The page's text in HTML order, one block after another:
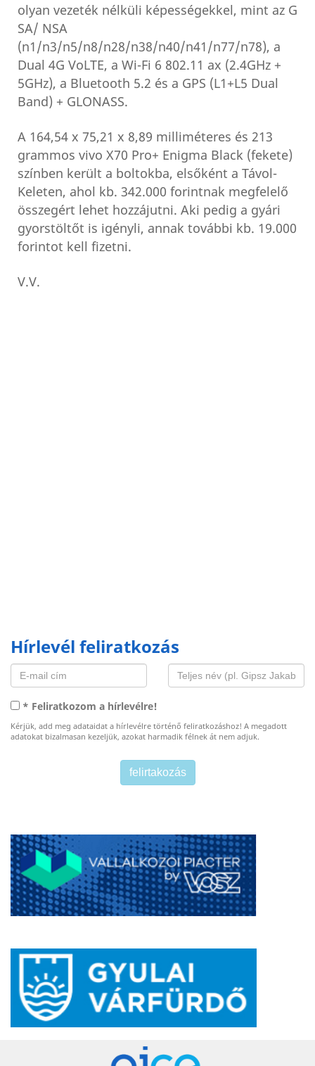
olyan vezeték nélküli képességekkel, mint az G
SA/ NSA
(n1/n3/n5/n8/n28/n38/n40/n41/n77/n78), a
Dual 4G VoLTE, a Wi-Fi 6 802.11 ax (2.4GHz +
5GHz), a Bluetooth 5.2 és a GPS (L1+L5 Dual
Band) + GLONASS.
A 164,54 x 75,21 x 8,89 milliméteres és 213
grammos vivo X70 Pro+ Enigma Black (fekete)
színben került a boltokba, elsőként a Távol-
Keleten, ahol kb. 342.000 forintnak megfelelő
összegért lehet hozzájutni. Aki pedig a gyári
gyorstöltőt is igényli, annak további kb. 19.000
forintot kell fizetni.
V.V.
Hírlevél feliratkozás
* Feliratkozom a hírlevélre!
Kérjük, add meg adataidat a hírlevélre történő feliratkozáshoz! A megadott
adatokat bizalmasan kezeljük, azokat harmadik félnek át nem adjuk.